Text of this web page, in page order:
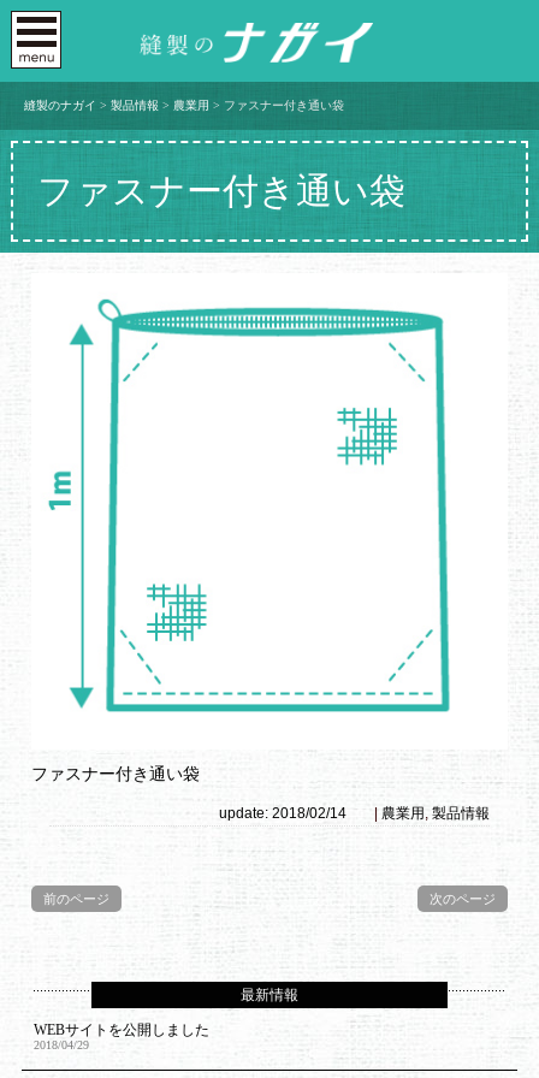
縫製のナガイ > 製品情報 > 農業用 > ファスナー付き通い袋
ファスナー付き通い袋
ファスナー付き通い袋
update: 2018/02/14 農業用 ,製品情報
前のページ 次のページ
最新情報
WEBサイトを公開しました
2018/04/29